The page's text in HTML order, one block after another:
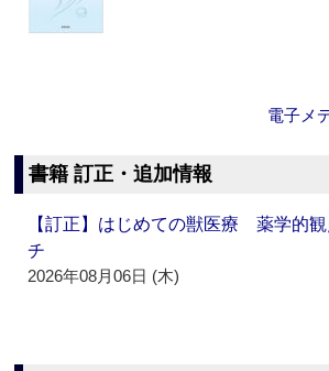
電子メ
書籍 訂正・追加情報
【訂正】はじめての獣医療 薬学的
チ
2026年08月06日 (木)